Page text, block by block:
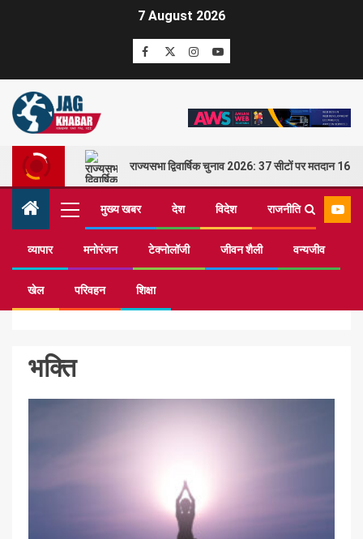
7 August 2026
राज्यसभा द्विवार्षिक चुनाव 2026: 37 सीटों पर मतदान 16
मुख्य खबर देश विदेश राजनीति
व्यापार मनोरंजन टेक्नोलॉजी जीवन शैली वन्यजीव
खेल परिवहन शिक्षा
Home भक्ति
भक्ति